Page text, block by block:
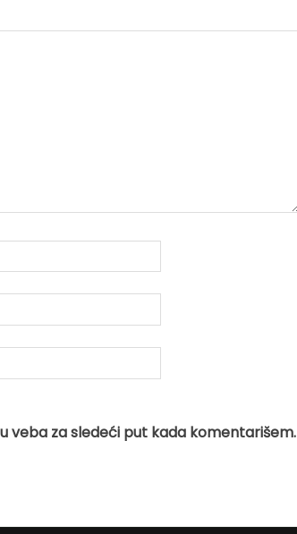
veba za sledeći put kada komentarišem.